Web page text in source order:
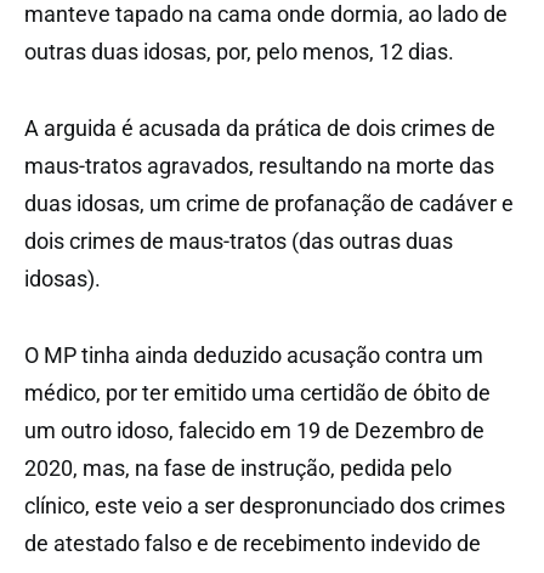
manteve tapado na cama onde dormia, ao lado de
outras duas idosas, por, pelo menos, 12 dias.
A arguida é acusada da prática de dois crimes de
maus-tratos agravados, resultando na morte das
duas idosas, um crime de profanação de cadáver e
dois crimes de maus-tratos (das outras duas
idosas).
O MP tinha ainda deduzido acusação contra um
médico, por ter emitido uma certidão de óbito de
um outro idoso, falecido em 19 de Dezembro de
2020, mas, na fase de instrução, pedida pelo
clínico, este veio a ser despronunciado dos crimes
de atestado falso e de recebimento indevido de